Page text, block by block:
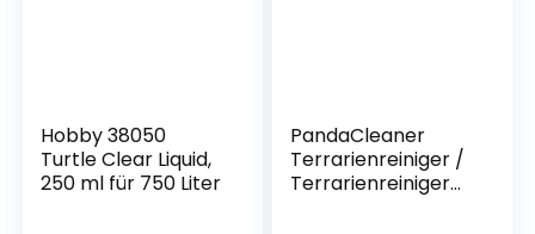
Hobby 38050
Turtle Clear Liquid,
250 ml für 750 Liter
PandaCleaner
Terrarienreiniger /
Terrarienreiniger